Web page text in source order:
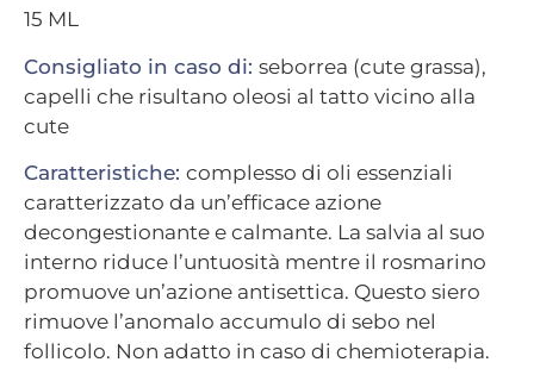
15 ML
Consigliato in caso di: seborrea (cute grassa),
capelli che risultano oleosi al tatto vicino alla
cute
Caratteristiche: complesso di oli essenziali
caratterizzato da un’efficace azione
decongestionante e calmante. La salvia al suo
interno riduce l’untuosità mentre il rosmarino
promuove un’azione antisettica. Questo siero
rimuove l’anomalo accumulo di sebo nel
follicolo. Non adatto in caso di chemioterapia.